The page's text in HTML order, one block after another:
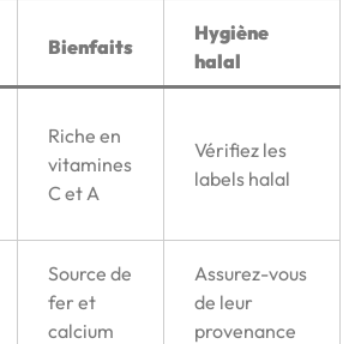
Bienfaits
Hygiène
halal
Riche en
vitamines
C et A
Vérifiez les
labels halal
Source de
fer et
calcium
Assurez-vous
de leur
provenance